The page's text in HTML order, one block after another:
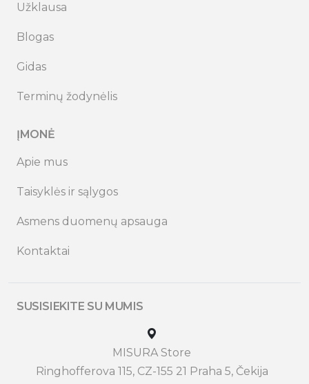
Užklausa
Blogas
Gidas
Terminų žodynėlis
ĮMONĖ
Apie mus
Taisyklės ir sąlygos
Asmens duomenų apsauga
Kontaktai
SUSISIEKITE SU MUMIS
MISURA Store
Ringhofferova 115, CZ-155 21 Praha 5, Čekija